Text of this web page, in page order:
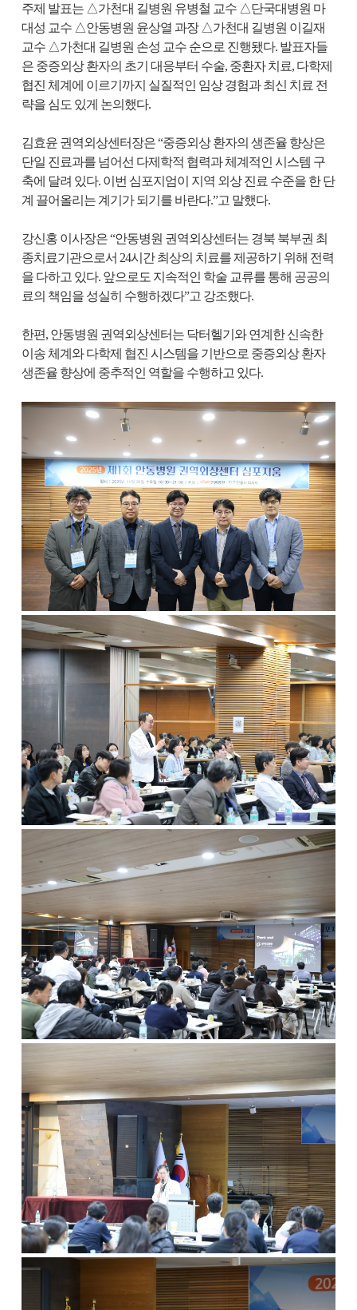
주제 발표는 △가천대 길병원 유병철 교수 △단국대병원 마
대성 교수 △안동병원 윤상열 과장 △가천대 길병원 이길재
교수 △가천대 길병원 손성 교수 순으로 진행됐다. 발표자들
은 중증외상 환자의 초기 대응부터 수술, 중환자 치료, 다학제
협진 체계에 이르기까지 실질적인 임상 경험과 최신 치료 전
략을 심도 있게 논의했다.
김효윤 권역외상센터장은 “중증외상 환자의 생존율 향상은
단일 진료과를 넘어선 다제학적 협력과 체계적인 시스템 구
축에 달려 있다. 이번 심포지엄이 지역 외상 진료 수준을 한 단
계 끌어올리는 계기가 되기를 바란다.”고 말했다.
강신홍 이사장은 “안동병원 권역외상센터는 경북 북부권 최
종치료기관으로서 24시간 최상의 치료를 제공하기 위해 전력
을 다하고 있다. 앞으로도 지속적인 학술 교류를 통해 공공의
료의 책임을 성실히 수행하겠다”고 강조했다.
한편, 안동병원 권역외상센터는 닥터헬기와 연계한 신속한
이송 체계와 다학제 협진 시스템을 기반으로 중증외상 환자
생존율 향상에 중추적인 역할을 수행하고 있다.